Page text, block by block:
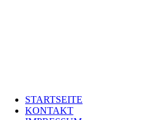
STARTSEITE
KONTAKT